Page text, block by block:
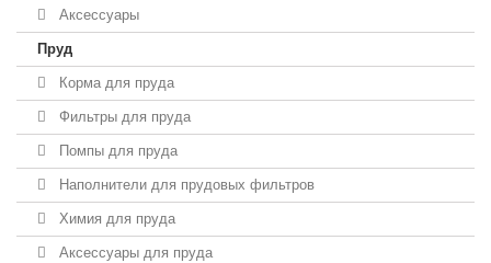
Аксессуары
Пруд
Корма для пруда
Фильтры для пруда
Помпы для пруда
Наполнители для прудовых фильтров
Химия для пруда
Аксессуары для пруда